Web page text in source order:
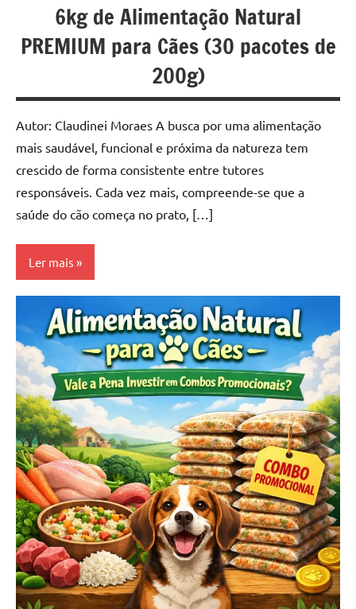
6kg de Alimentação Natural
PREMIUM para Cães (30 pacotes de
200g)
Autor: Claudinei Moraes A busca por uma alimentação
mais saudável, funcional e próxima da natureza tem
crescido de forma consistente entre tutores
responsáveis. Cada vez mais, compreende-se que a
saúde do cão começa no prato, […]
Ler mais
Natural-
food